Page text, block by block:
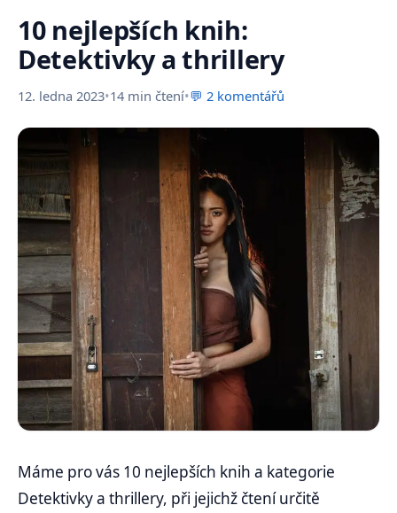
10 nejlepších knih:
Detektivky a thrillery
12. ledna 2023•14 min čtení•💬 2 komentářů
Máme pro vás 10 nejlepších knih a kategorie
Detektivky a thrillery, při jejichž čtení určitě